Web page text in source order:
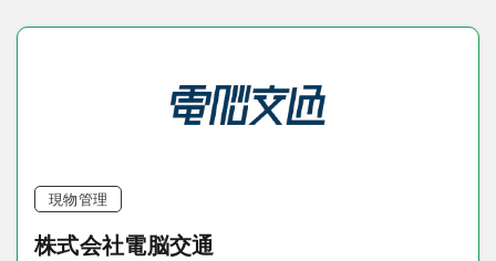
現物管理
株式会社電脳交通